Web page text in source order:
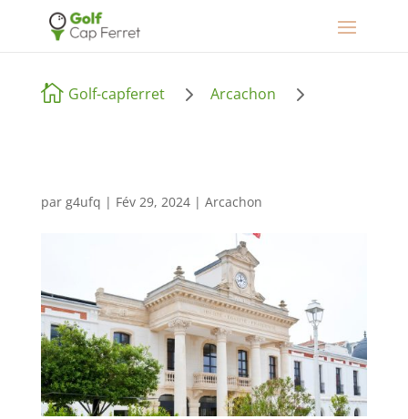
 Golf-capferret 5 Arcachon 5
par g4ufq | Fév 29, 2024| Arcachon